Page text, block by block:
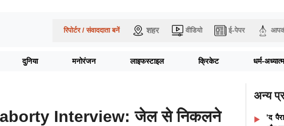
रिपोर्टर / संवाददाता बनें शहर वीडियो ई-पेपर
दुनिया मनोरंजन लाइफस्टाइल क्रिकेट धर्म-अध्यात्म
Interview: जेल से निकलने
अन्य
'द